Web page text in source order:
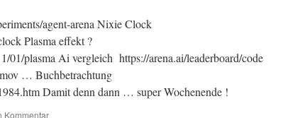
agent-arena Nixie Clock
Plasma effekt ?
01/plasma Ai vergleich https://arena.ai/leaderboard/code
… Buchbetrachtung
Damit denn dann … super Wochenende !
Kommentar